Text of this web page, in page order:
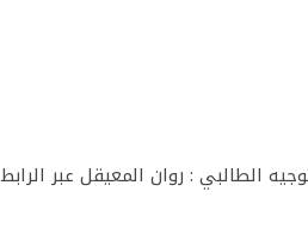
الطالبي : روان المعيقل عبر الرابط